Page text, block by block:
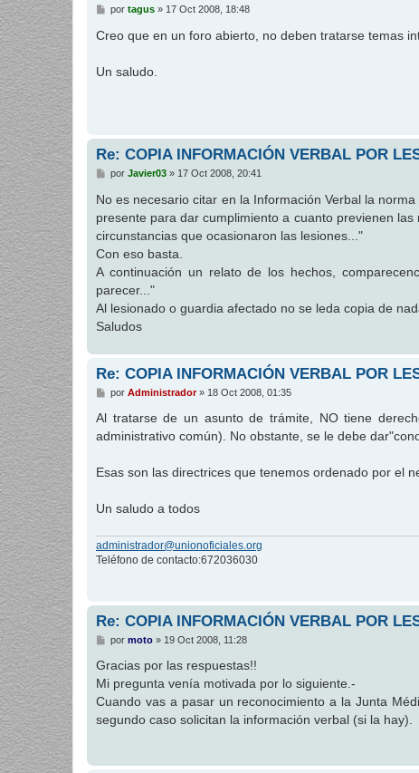
M
n
e
por tagus» 17 Oct 2008, 18:48
Creo que en un foro abierto, no deben tratarse temas
Un saludo.
Re: COPIA INFORMACIÓN VERBAL POR
M
n
a
e
por Javier03» 17 Oct 2008, 20:41
No es necesario citar en la Información Verbal la
presente para dar cumplimiento a cuanto previenen
circunstancias que ocasionaron las lesiones..."
Con eso basta.
A continuación un relato de los hechos,
parecer..."
Al lesionado o guardia afectado no se leda copia de
Saludos
Re: COPIA INFORMACIÓN VERBAL POR
M
n
a
por Administrador» 18 Oct 2008, 01:35
Al tratarse de un asunto de trámite, NO tiene
administrativo común). No obstante, se le debe
Esas son las directrices que tenemos ordenado por el
Un saludo a todos
administrador@unionoficiales.org
Teléfono de contacto:672036030
Re: COPIA INFORMACIÓN VERBAL POR
M
n
a
j
e
por moto» 19 Oct 2008, 11:28
Gracias por las respuestas!!
Mi pregunta venía motivada por lo siguiente.-
Cuando vas a pasar un reconocimiento a la Junta
segundo caso solicitan la información verbal (si la hay).